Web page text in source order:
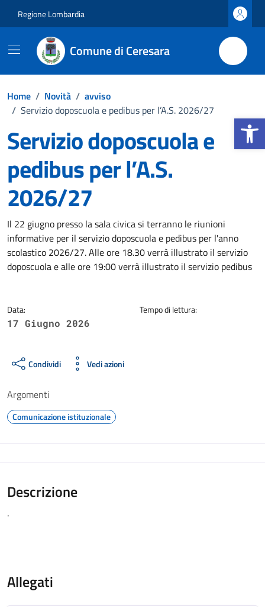
Apri la
Regione Lombardia
Comune di Ceresara
Home / Novità / avviso
/ Servizio doposcuola e pedibus per l’A.S. 2026/27
Servizio doposcuola e
pedibus per l’A.S.
2026/27
Dettagli della notizia
Il 22 giugno presso la sala civica si terranno le riunioni
informative per il servizio doposcuola e pedibus per l'anno
scolastico 2026/27. Alle ore 18.30 verrà illustrato il servizio
doposcuola e alle ore 19:00 verrà illustrato il servizio pedibus
Data:
17 Giugno 2026
Tempo di lettura:
Condividi Vedi azioni
Argomenti
Comunicazione istituzionale
Descrizione
.
Allegati